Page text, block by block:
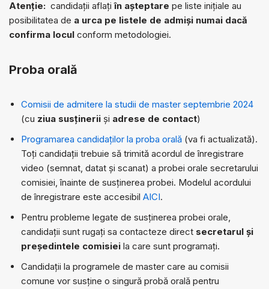
Atenție: candidații aflațiîn așteptare pe liste inițiale au
posibilitatea de a urca pe listele de admiși numai dacă
confirma locul conform metodologiei.
Proba orală
Comisii de admitere la studii de master septembrie 2024
(cu ziua susținerii și adrese de contact)
Programarea candidaților la proba orală (va fi actualizată).
Toți candidații trebuie să trimită acordul de înregistrare
video (semnat, datat și scanat) a probei orale secretarului
comisiei, înainte de susținerea probei. Modelul acordului
de înregistrare este accesibil AICI.
Pentru probleme legate de susținerea probei orale,
candidații sunt rugați sa contacteze direct secretarul și
președintele comisiei la care sunt programați.
Candidații la programele de master care au comisii
comune vor susține o singură probă orală pentru